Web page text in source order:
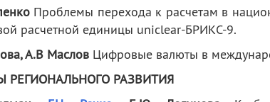
Проблемы перехода к расчетам в
расчетной единицы uniclear-БРИКС-9.
А.В Маслов Цифровые валюты в
РЕГИОНАЛЬНОГО РАЗВИТИЯ